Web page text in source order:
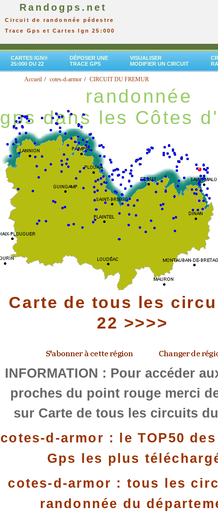
Randogps.net
Circuit de randonnée pédestre
Trace Gps et Cartes Ign 25:000
CARTES IGN®
25:000 DU 22
DÉPOSER UNE
TRACE GPS
VISUALISER
MODIFIER UN CIRCUIT
Accueil cotes-d-armor CIRCUIT DU FREMUR
randonnée
gps dans les Côtes
Carte de tous les
22 >>>>
INFORMATION : Pour accéder
proches du point rouge merci
sur Carte de tous les circuits
cotes-d-armor : le TOP50
Gps les plus
cotes-d-armor : tous les
randonnée du